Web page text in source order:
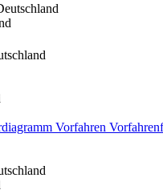
Vorfahren